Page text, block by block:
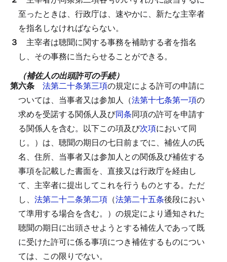
至ったときは、行政庁は、速やかに、新たな主宰者
を指名しなければならない。
３ 主宰者は聴聞に関する事務を補助する者を指名
し、その事務に当たらせることができる。
（補佐人の出頭許可の手続）
第六条 法第二十条第三項の規定による許可の申請に
ついては、当事者又は参加人（法第十七条第一項の
求めを受諾する関係人及び同条同項の許可を申請す
る関係人を含む。以下この項及び次項において同
じ。）は、聴聞の期日の七日前までに、補佐人の氏
名、住所、当事者又は参加人との関係及び補佐する
事項を記載した書面を、直接又は行政庁を経由し
て、主宰者に提出してこれを行うものとする。 ただ
し、 法第二十二条第二項 （法第二十五条後段におい
て準用する場合を含む。）の規定により通知された
聴聞の期日に出頭させようとする補佐人であって既
に受けた許可に係る事項につき補佐するものについ
ては、この限りでない。